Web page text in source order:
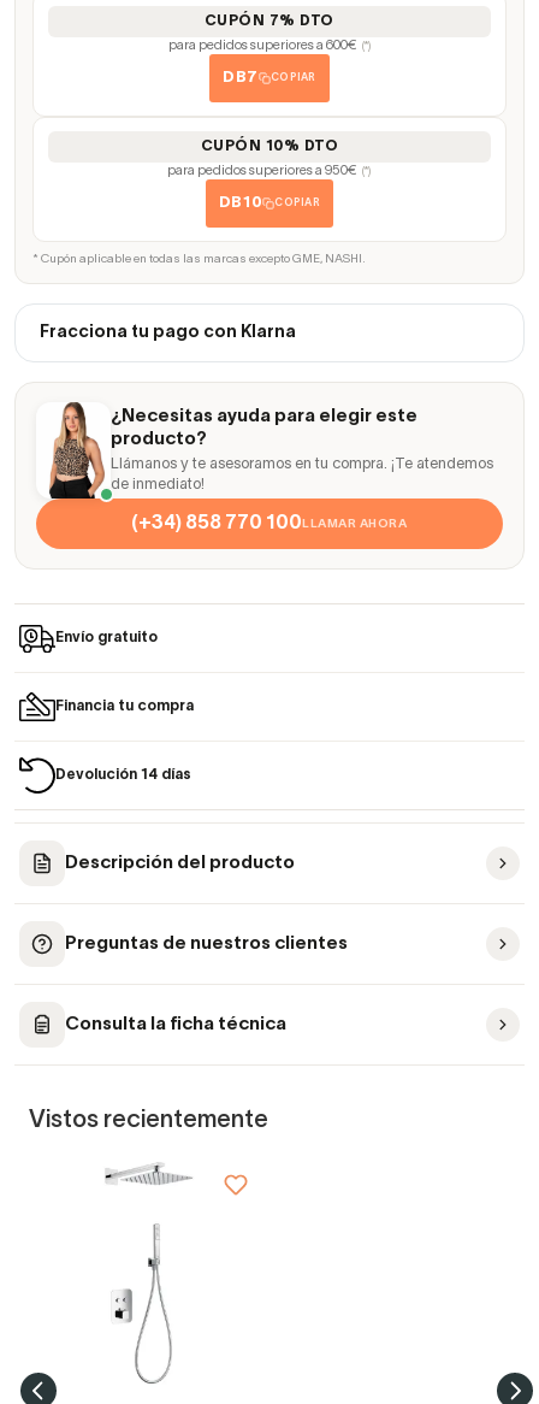
CUPÓN 7% DTO
para pedidos superiores a 600€ (*)
DB7 COPIAR
CUPÓN 10% DTO
para pedidos superiores a 950€ (*)
DB10 COPIAR
* Cupón aplicable en todas las marcas excepto GME, NASHI.
Fracciona tu pago con Klarna
¿Necesitas ayuda para elegir este
producto?
Llámanos y te asesoramos en tu compra. ¡Te atendemos
de inmediato!
(+34) 858 770 100LLAMAR AHORA
Envío gratuito
Financia tu compra
Devolución 14 días
Descripción del producto
Preguntas de nuestros clientes
Consulta la ficha técnica
Vistos recientemente